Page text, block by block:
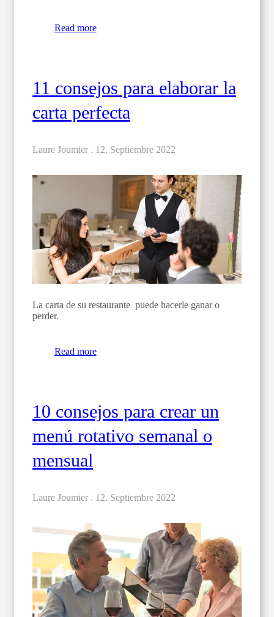
Read more
11 consejos para elaborar la
carta perfecta
Laure Joumier . 12. Septiembre 2022
La carta de su restaurante puede hacerle ganar o
perder.
Read more
10 consejos para crear un
menú rotativo semanal o
mensual
Laure Joumier . 12. Septiembre 2022